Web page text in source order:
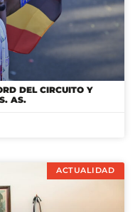
DEL CIRCUITO Y
AS.
ACTUALIDAD